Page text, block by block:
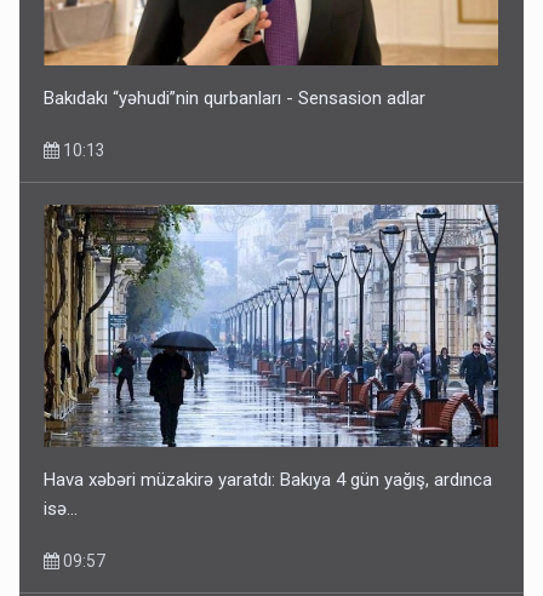
Bakıdakı “yəhudi”nin qurbanları - Sensasion adlar
10:13
Hava xəbəri müzakirə yaratdı: Bakıya 4 gün yağış, ardınca
isə…
09:57